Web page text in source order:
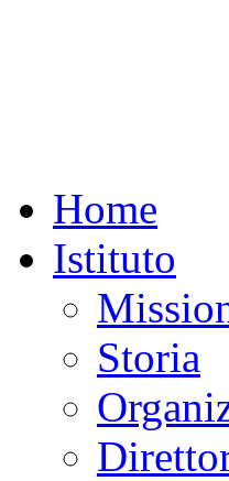
Home
Istituto
Storia